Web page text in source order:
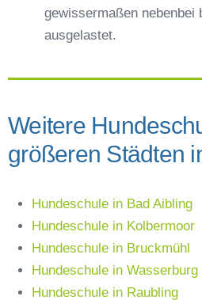
gewissermaßen
ausgelastet.
Weitere
größeren Städten
Hundeschule in Bad Aibling
Hundeschule in Kolbermoor
Hundeschule in Bruckmühl
Hundeschule in Wasserburg
Hundeschule in Raubling